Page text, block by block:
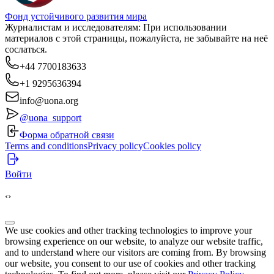
Фонд устойчивого развития мира
Журналистам и исследователям: При использовании
материалов с этой страницы, пожалуйста, не забывайте на неё
сослаться.
+44 7700183633
+1 9295636394
info@uona.org
@uona_support
Форма обратной связи
Terms and conditionsPrivacy policyCookies policy
Войти
‹›
We use cookies and other tracking technologies to improve your
browsing experience on our website, to analyze our website traffic,
and to understand where our visitors are coming from. By browsing
our website, you consent to our use of cookies and other tracking